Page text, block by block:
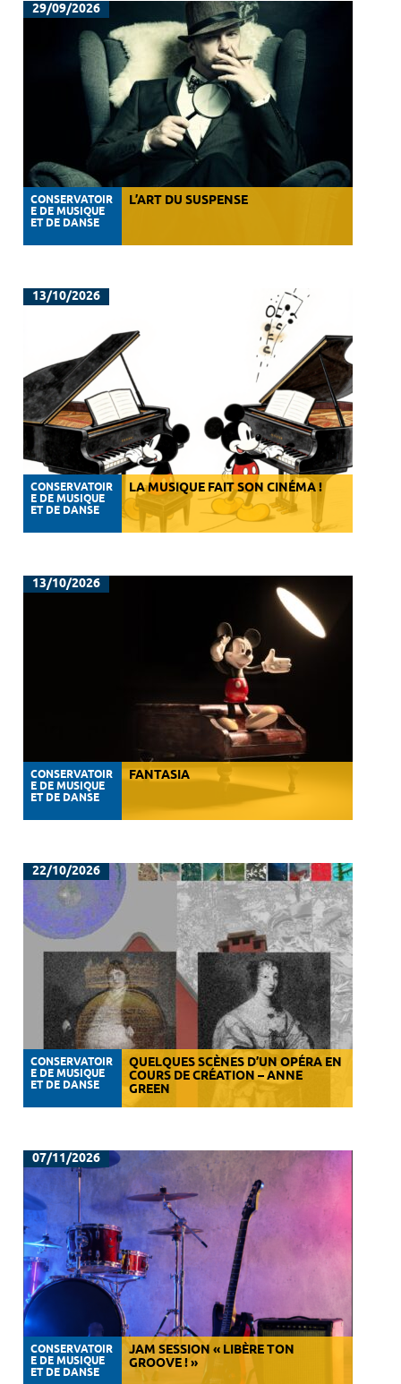
29/09/2026
CONSERVATOIR
E DE MUSIQUE
ET DE DANSE
L’ART DU SUSPENSE
13/10/2026
CONSERVATOIR
E DE MUSIQUE
ET DE DANSE
LA MUSIQUE FAIT SON CINÉMA !
13/10/2026
CONSERVATOIR
E DE MUSIQUE
ET DE DANSE
FANTASIA
22/10/2026
CONSERVATOIR
E DE MUSIQUE
ET DE DANSE
QUELQUES SCÈNES D’UN OPÉRA EN
COURS DE CRÉATION – ANNE
GREEN
07/11/2026
CONSERVATOIR
E DE MUSIQUE
ET DE DANSE
JAM SESSION « LIBÈRE TON
GROOVE ! »